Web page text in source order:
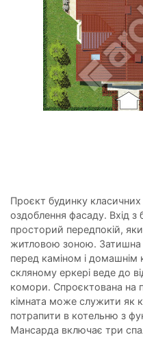
Проєкт будинку
оздоблення фасаду. Вхід
просторий передпокій,
житловою зоною. Затишна
перед каміном і домашнім
скляному еркері веде до
комори. Спроєктована на
кімната може служити як
потрапити в котельню з
Мансарда включає три